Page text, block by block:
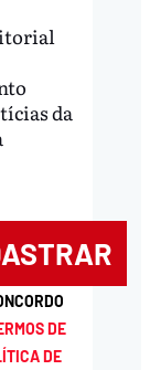
da
DE
DE